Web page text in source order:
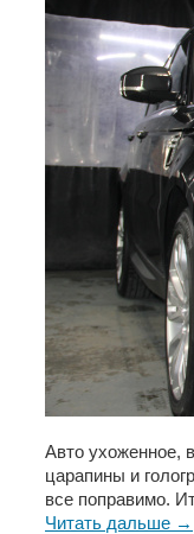
Авто ухоженное,
царапины и
все поправимо.
Читать дальше →